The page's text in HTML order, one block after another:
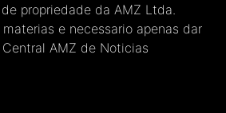
propriedade da AMZ Ltda.
e necessario apenas dar
AMZ de Noticias